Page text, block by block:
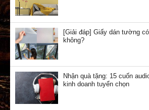
[Giải đáp] Giấy dán tường
không?
Nhận quà tặng: 15 cuốn
kinh doanh tuyển chọn